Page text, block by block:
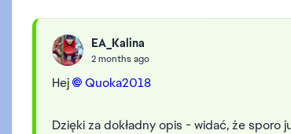
EA_Kalina
2 months ago
Hej Quoka2018​
Dzięki za dokładny opis - widać, że sporo